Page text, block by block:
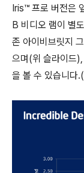
Iris™ 프로 버전은
B 비디오 램이 별
존 아이비브릿지
으며(위 슬라이드
을 볼 수 있습니다